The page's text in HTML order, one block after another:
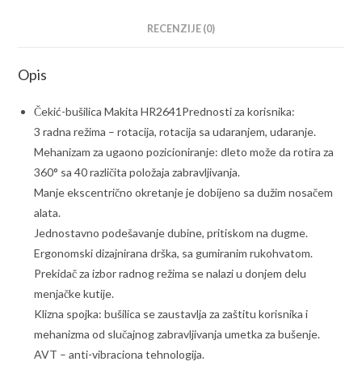
RECENZIJE (0)
Opis
Čekić-bušilica Makita HR2641Prednosti za korisnika:
3 radna režima – rotacija, rotacija sa udaranjem, udaranje.
Mehanizam za ugaono pozicioniranje: dleto može da rotira za
360° sa 40 različita položaja zabravljivanja.
Manje ekscentrično okretanje je dobijeno sa dužim nosačem
alata.
Jednostavno podešavanje dubine, pritiskom na dugme.
Ergonomski dizajnirana drška, sa gumiranim rukohvatom.
Prekidač za izbor radnog režima se nalazi u donjem delu
menjačke kutije.
Klizna spojka: bušilica se zaustavlja za zaštitu korisnika i
mehanizma od slučajnog zabravljivanja umetka za bušenje.
AVT – anti-vibraciona tehnologija.